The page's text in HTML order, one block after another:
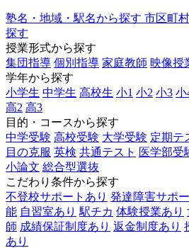
塾名・地域・駅名から探す 市区町
探す
授業形式から探す
集団指導 個別指導 家庭教師 映像授
学年から探す
小学生 中学生 高校生 小1 小2 小3 小
高2 高3
目的・コースから探す
中学受験 高校受験 大学受験 定期テ
目の克服 英検 共通テスト 医学部受
小論文 総合型選抜
こだわり条件から探す
不登校サポートあり 発達障害サポ
能 自習室あり 駅チカ 体験授業あり
師 成績保証制度あり 返金制度あり
あり